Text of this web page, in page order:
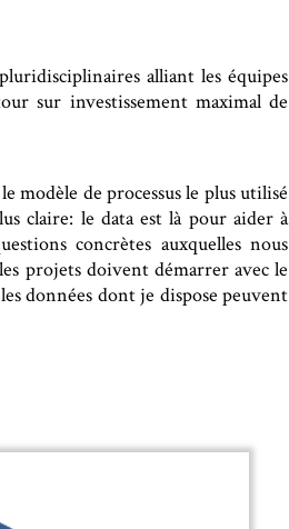
alliant les équipes
sur investissement maximal de
modèle de processus le plus utilisé
claire: le data est là pour aider à
concrètes auxquelles nous
projets doivent démarrer avec le
données dont je dispose peuvent